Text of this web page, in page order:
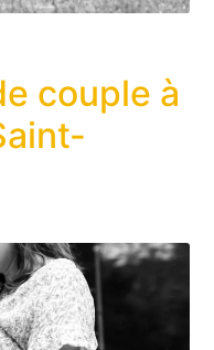
couple à